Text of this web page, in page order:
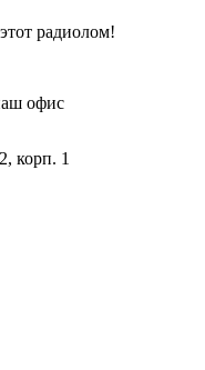
радиолом!
офис
корп. 1